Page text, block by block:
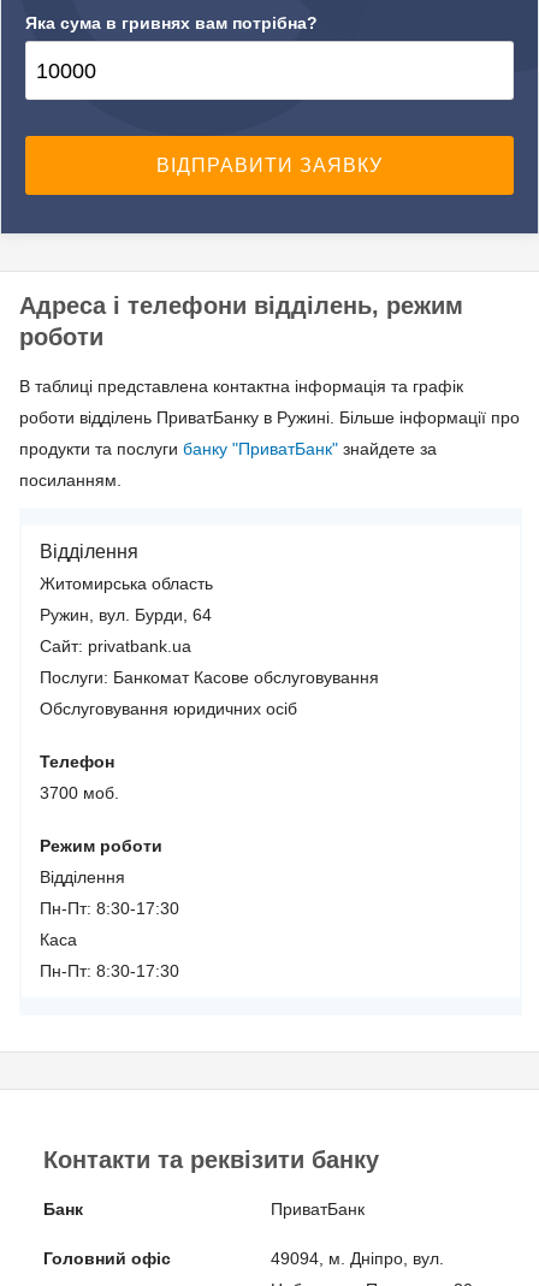
Яка сума в гривнях вам потрібна?
Адреса і телефони відділень, режим
роботи
В таблиці представлена контактна інформація та графік
роботи відділень ПриватБанку в Ружині. Більше інформації про
продукти та послуги банку "ПриватБанк" знайдете за
посиланням.
Відділення
Житомирська область
Ружин, вул. Бурди, 64
Сайт: privatbank.ua
Послуги: Банкомат Касове обслуговування
Обслуговування юридичних осіб
Телефон
3700 моб.
Режим роботи
Відділення
Пн-Пт: 8:30-17:30
Каса
Пн-Пт: 8:30-17:30
Контакти та реквізити банку
Банк ПриватБанк
Головний офіс
49094, м. Дніпро, вул.